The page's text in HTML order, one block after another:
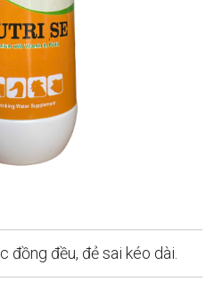
đồng đều, đẻ sai kéo dài.